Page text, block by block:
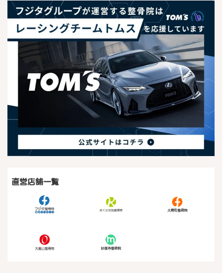
直営店舗一覧